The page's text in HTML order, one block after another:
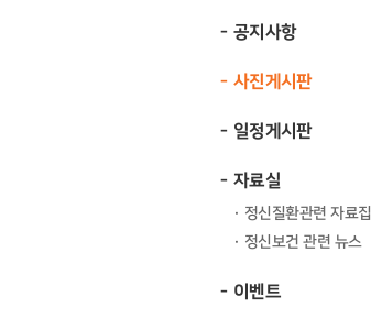
공지사항
사진게시판
일정게시판
자료실
정신질환관련 자료집
정신보건 관련 뉴스
이벤트